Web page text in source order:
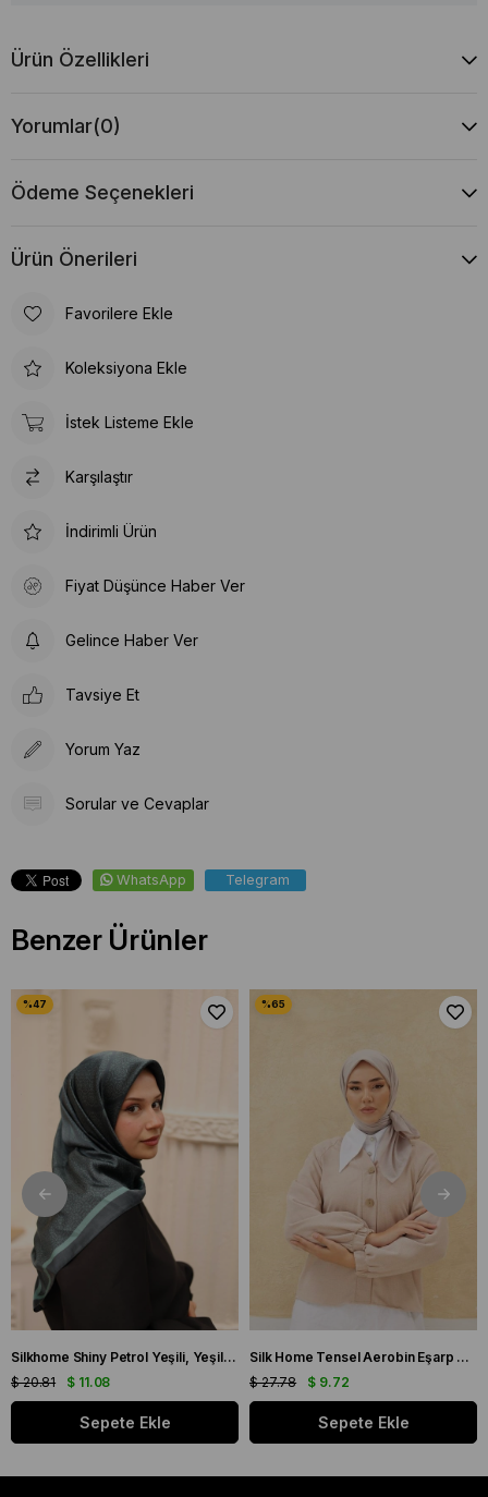
Ürün Özellikleri
Yorumlar(0)
Ödeme Seçenekleri
Ürün Önerileri
Favorilere Ekle
Koleksiyona Ekle
İstek Listeme Ekle
Karşılaştır
İndirimli Ürün
Fiyat Düşünce Haber Ver
Gelince Haber Ver
Tavsiye Et
Yorum Yaz
Sorular ve Cevaplar
WhatsApp Telegram
Benzer Ürünler
Silkhome Shiny Petrol Yeşili, Yeşil Işıltılı Eşarp IST 75002 - 07
$ 11.08
$ 20.81
Sepete Ekle
Silk Home Tensel Aerobin Eşarp 03036 Taş Düz Renk
$ 9.72
$ 27.78
Sepete Ekle